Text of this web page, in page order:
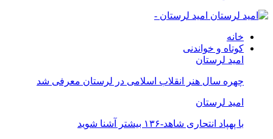
امید لرستان -
خانه
کوتاه و خواندنی
امید لرستان
چهره سال هنر انقلاب اسلامی در لرستان معرفی شد
امید لرستان
با پهپاد انتحاری شاهد-۱۳۶ بیشتر آشنا شوید